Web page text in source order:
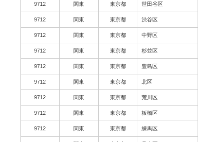
9712 関東 東京都 世田谷区
9712 関東 東京都 渋谷区
9712 関東 東京都 中野区
9712 関東 東京都 杉並区
9712 関東 東京都 豊島区
9712 関東 東京都 北区
9712 関東 東京都 荒川区
9712 関東 東京都 板橋区
9712 関東 東京都 練馬区